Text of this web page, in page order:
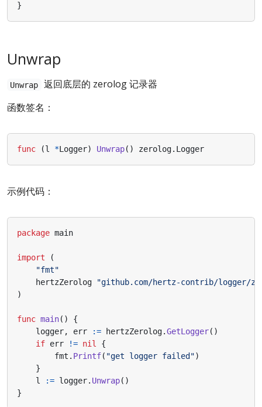
}
Unwrap
Unwrap
返回底层的 zerolog 记录器
函数签名：
func (l *Logger) Unwrap() zerolog. Logger
示例代码：
package main
import
(
"fmt"
hertzZerolog
"github.com/hertz-contrib/logger/
)
func main()
{
logger, err := hertzZerolog.GetLogger()
if err != nil
{
fmt . Printf( "get logger failed")
}
l
:= logger. Unwrap()
}